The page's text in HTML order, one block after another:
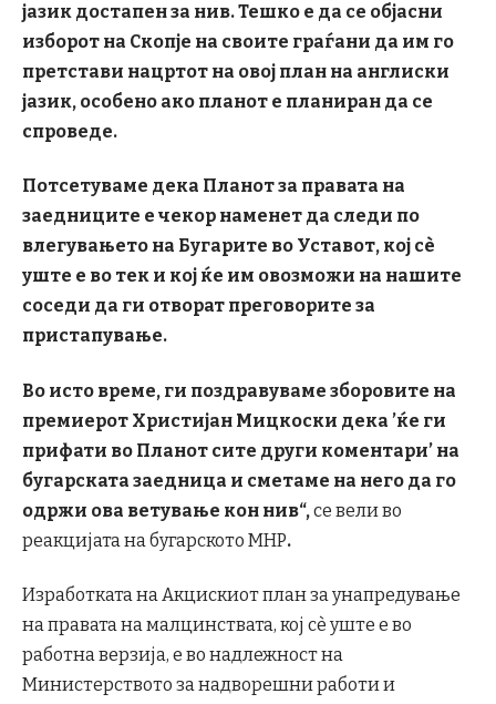
јазик достапен за нив. Тешко е да се објасни
изборот на Скопјe на своите граѓани да им го
претстави нацртот на овој план на англиски
јазик, особено ако планот е планиран да се
спроведе.
Потсетуваме дека Планот за правата на
заедниците е чекор наменет да следи по
влегувањето на Бугарите во Уставот, кој сè
уште е во тек и кој ќе им овозможи на нашите
соседи да ги отворат преговорите за
пристапување.
Во исто време, ги поздравуваме зборовите на
премиерот Христијан Мицкоски дека ’ќе ги
прифати во Планот сите други коментари’ на
бугарската заедница и сметаме на него да го
одржи ова ветување кон нив“, се вели во
реакцијата на бугарското МНР.
Изработката на Акцискиот план за унапредување
на правата на малцинствата, кој сè уште е во
работна верзија, е во надлежност на
Министерството за надворешни работи и